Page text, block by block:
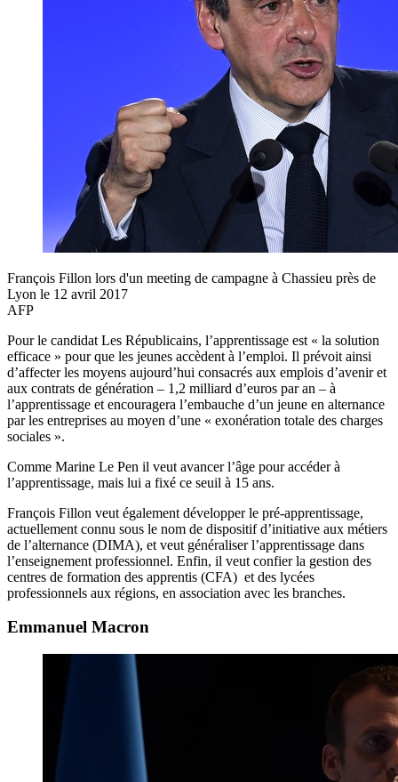
François Fillon lors d'un meeting de campagne à Chassieu près de
Lyon le 12 avril 2017
AFP
Pour le candidat Les Républicains, l’apprentissage est « la solution
efficace » pour que les jeunes accèdent à l’emploi. Il prévoit ainsi
d’affecter les moyens aujourd’hui consacrés aux emplois d’avenir et
aux contrats de génération – 1,2 milliard d’euros par an – à
l’apprentissage et encouragera l’embauche d’un jeune en alternance
par les entreprises au moyen d’une « exonération totale des charges
sociales ».
Comme Marine Le Pen il veut avancer l’âge pour accéder à
l’apprentissage, mais lui a fixé ce seuil à 15 ans.
François Fillon veut également développer le pré-apprentissage,
actuellement connu sous le nom de dispositif d’initiative aux métiers
de l’alternance (DIMA), et veut généraliser l’apprentissage dans
l’enseignement professionnel. Enfin, il veut confier la gestion des
centres de formation des apprentis (CFA) et des lycées
professionnels aux régions, en association avec les branches.
Emmanuel Macron